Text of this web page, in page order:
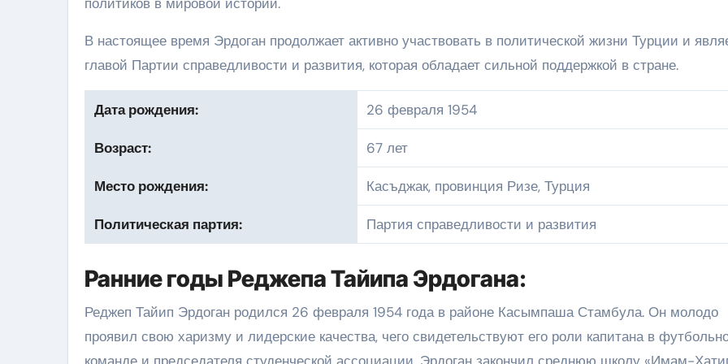
В настоящее время Эрдоган продолжает активно участвовать в политической жизни Турции и
главой Партии справедливости и развития, которая обладает сильной поддержкой в стране.
Дата рождения: 26 февраля 1954
Возраст: 67 лет
Место рождения: Касъджак, провинция Ризе, Турция
Политическая партия: Партия справедливости и развития
Ранние годы Реджепа Тайипа Эрдогана:
Реджеп Тайип Эрдоган родился 26 февраля 1954 года в районе Касымпаша Стамбула. Он молодо
проявил свою харизму и лидерские качества, чего свидетельствуют его роли капитана в